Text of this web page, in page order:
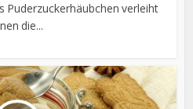
Puderzuckerhäubchen verleiht
die...